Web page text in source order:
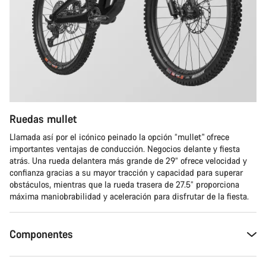
Ruedas mullet
Llamada así por el icónico peinado la opción “mullet" ofrece
importantes ventajas de conducción. Negocios delante y fiesta
atrás. Una rueda delantera más grande de 29” ofrece velocidad y
confianza gracias a su mayor tracción y capacidad para superar
obstáculos, mientras que la rueda trasera de 27.5” proporciona
máxima maniobrabilidad y aceleración para disfrutar de la fiesta.
Componentes